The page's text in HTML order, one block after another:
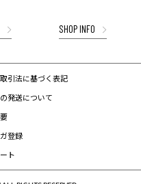
SHOP INFO
引法に基づく表記
発送について
登録
ト